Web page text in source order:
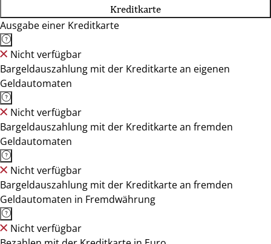
Kreditkarte
Ausgabe einer Kreditkarte
Nicht verfügbar
Bargeldauszahlung mit der Kreditkarte an eigenen
Geldautomaten
Nicht verfügbar
Bargeldauszahlung mit der Kreditkarte an fremden
Geldautomaten
Nicht verfügbar
Bargeldauszahlung mit der Kreditkarte an fremden
Geldautomaten in Fremdwährung
Nicht verfügbar